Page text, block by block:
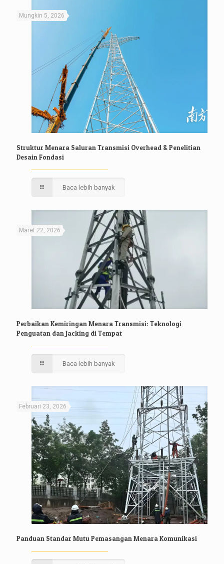
Mungkin 5, 2026
Struktur Menara Saluran Transmisi Overhead & Penelitian
Desain Fondasi
Baca lebih banyak
Maret 22, 2026
Perbaikan Kemiringan Menara Transmisi: Teknologi
Penguatan dan Jacking di Tempat
Baca lebih banyak
Februari 23, 2026
Panduan Standar Mutu Pemasangan Menara Komunikasi